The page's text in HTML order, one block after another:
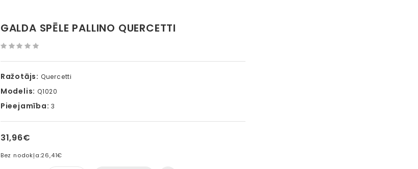
GALDA SPĒLE PALLINO QUERCETTI
Ražotājs: Quercetti
Modelis: Q1020
Pieejamība: 3
31,96€
Bez nodokļa:26,41€